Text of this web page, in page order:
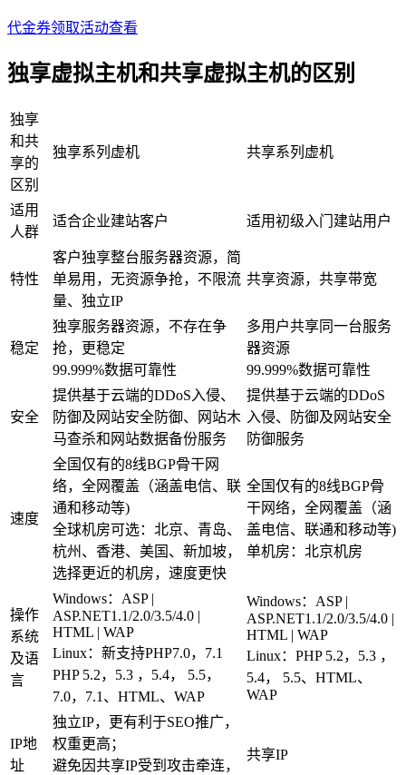
代金券领取活动查看
独享虚拟主机和共享虚拟主机的区别
独享
和共
享的
区别
独享系列虚机 共享系列虚机
适用
人群
适合企业建站客户 适用初级入门建站用户
特性
客户独享整台服务器资源，简
单易用，无资源争抢，不限流
量、独立IP
共享资源，共享带宽
稳定
独享服务器资源，不存在争
抢，更稳定
99.999%数据可靠性
多用户共享同一台服务
器资源
99.999%数据可靠性
安全
提供基于云端的DDoS入侵、
防御及网站安全防御、网站木
马查杀和网站数据备份服务
提供基于云端的DDoS
入侵、防御及网站安全
防御服务
速度
全国仅有的8线BGP骨干网
络，全网覆盖（涵盖电信、联
通和移动等)
全球机房可选：北京、青岛、
杭州、香港、美国、新加坡，
选择更近的机房，速度更快
全国仅有的8线BGP骨
干网络，全网覆盖（涵
盖电信、联通和移动等)
单机房：北京机房
操作
系统
及语
言
Windows：ASP |
ASP.NET1.1/2.0/3.5/4.0 |
HTML | WAP
Linux：新支持PHP7.0，7.1
PHP 5.2，5.3 ，5.4， 5.5，
7.0，7.1、HTML、WAP
Windows：ASP |
ASP.NET1.1/2.0/3.5/4.0 |
HTML | WAP
Linux：PHP 5.2，5.3 ，
5.4， 5.5、HTML、
WAP
IP地
址
独立IP，更有利于SEO推广，
权重更高；
避免因共享IP受到攻击牵连，
共享IP